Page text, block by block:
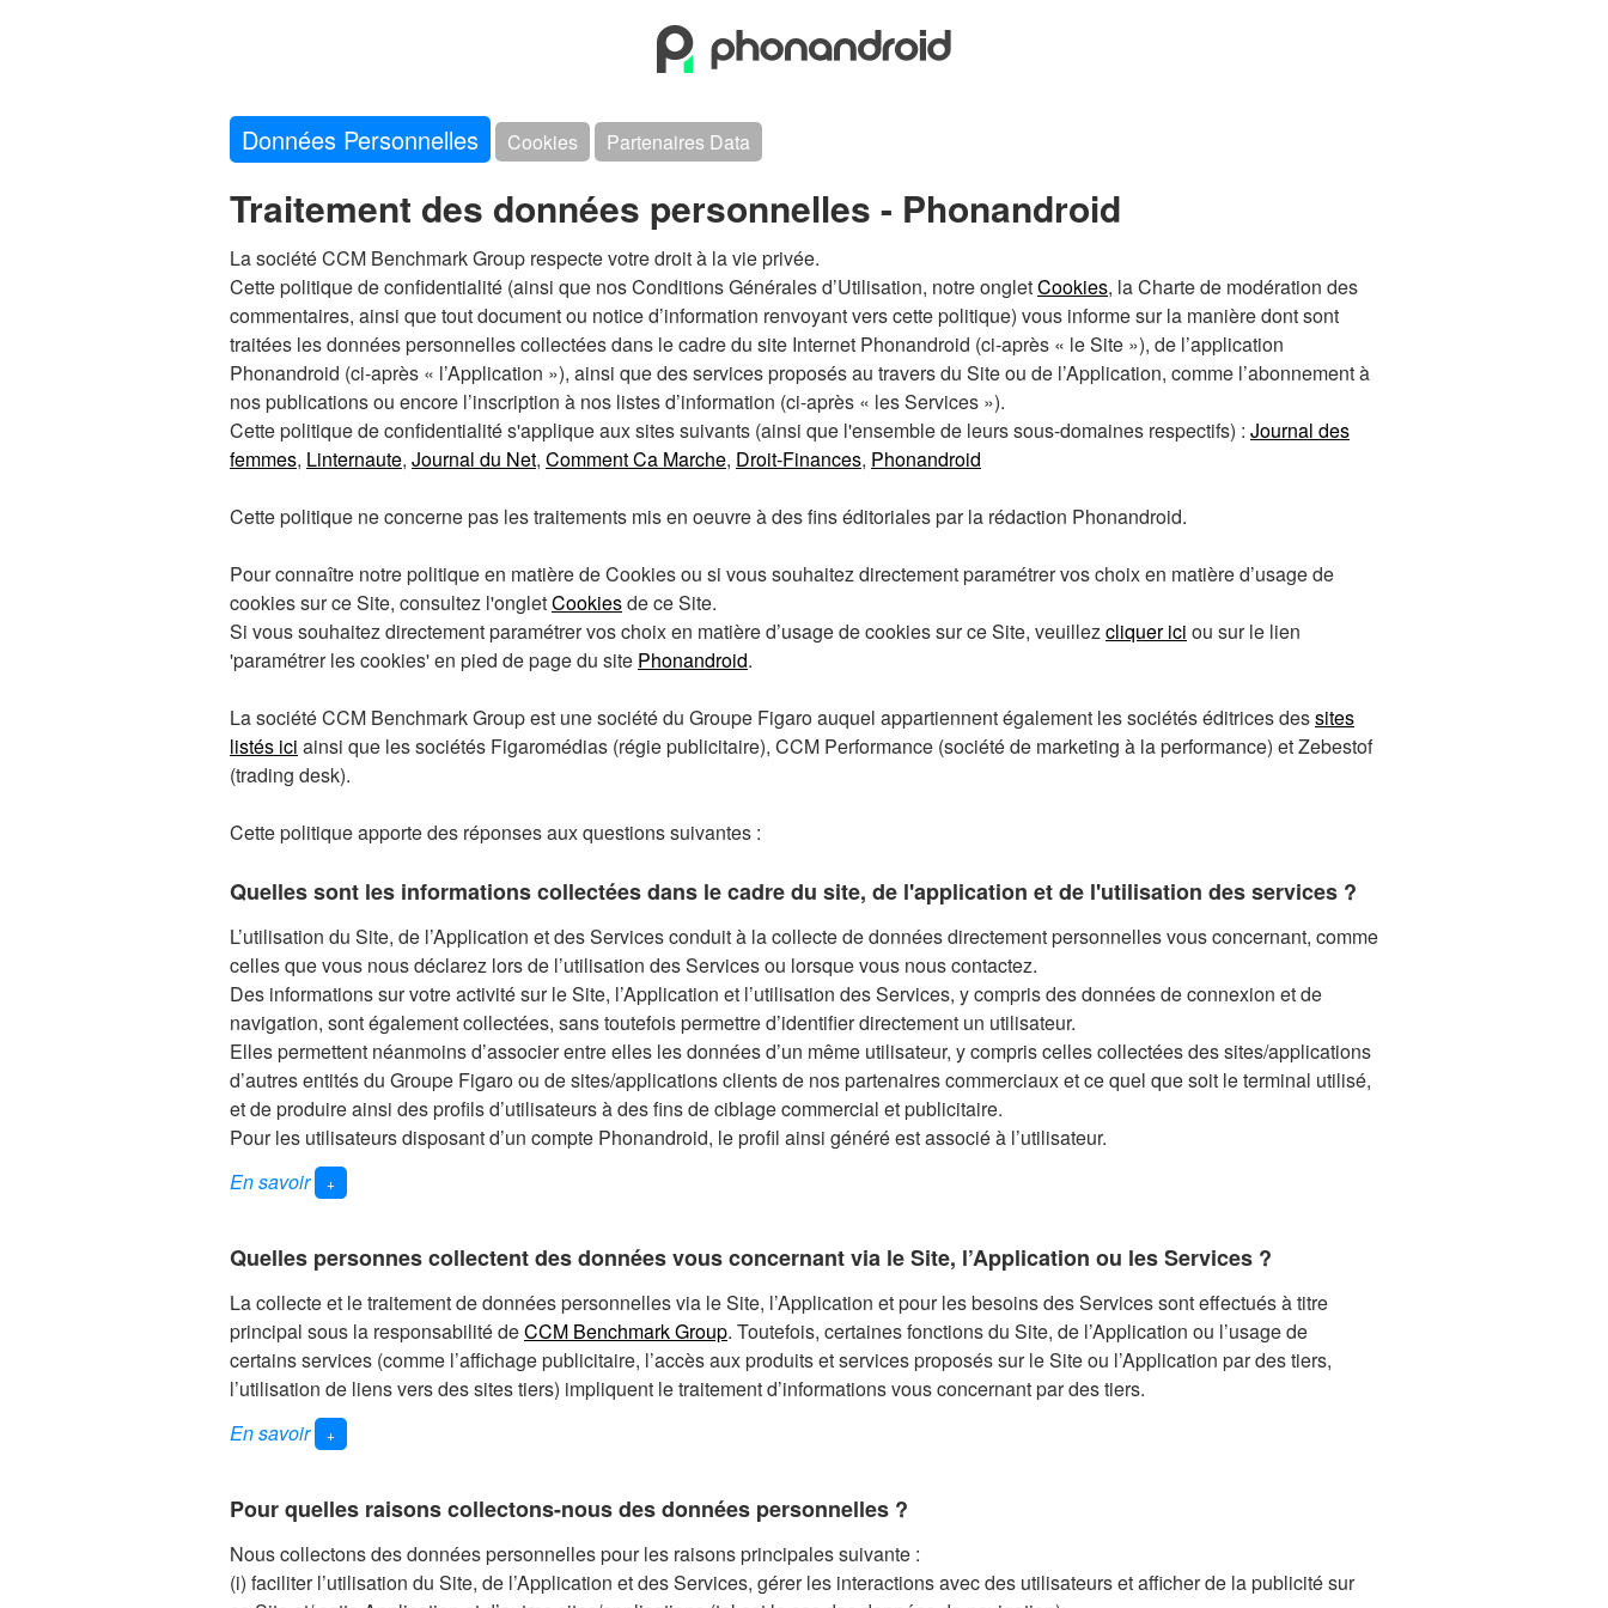
Données Personnelles Cookies Partenaires Data
Traitement des données personnelles - Phonandroid
La société CCM Benchmark Group respecte votre droit à la vie privée.
Cette politique de confidentialité (ainsi que nos Conditions Générales d’Utilisation, notre ongletCookies, la Charte de modération des
commentaires, ainsi que tout document ou notice d’information renvoyant vers cette politique) vous informe sur la manière dont sont
traitées les données personnelles collectées dans le cadre du site Internet Phonandroid (ci-après « le Site »), de l’application
Phonandroid (ci-après « l’Application »), ainsi que des services proposés au travers du Site ou de l’Application, comme l’abonnement à
nos publications ou encore l’inscription à nos listes d’information (ci-après « les Services »).
Cette politique de confidentialité s'applique aux sites suivants (ainsi que l'ensemble de leurs sous-domaines respectifs) : Journal des
femmes, Linternaute, Journal du Net, Comment Ca Marche, Droit-Finances, Phonandroid
Cette politique ne concerne pas les traitements mis en oeuvre à des fins éditoriales par la rédaction Phonandroid.
Pour connaître notre politique en matière de Cookies ou si vous souhaitez directement paramétrer vos choix en matière d’usage de
cookies sur ce Site, consultez l'ongletCookiesde ce Site.
Si vous souhaitez directement paramétrer vos choix en matière d’usage de cookies sur ce Site, veuillezcliquer ici ou sur le lien
'paramétrer les cookies' en pied de page du site Phonandroid.
La société CCM Benchmark Group est une société du Groupe Figaro auquel appartiennent également les sociétés éditrices dessites
listés ici ainsi que les sociétés Figaromédias (régie publicitaire), CCM Performance (société de marketing à la performance) et Zebestof
(trading desk).
Cette politique apporte des réponses aux questions suivantes :
Quelles sont les informations collectées dans le cadre du site, de l'application et de l'utilisation des services ?
L’utilisation du Site, de l’Application et des Services conduit à la collecte de données directement personnelles vous concernant, comme
celles que vous nous déclarez lors de l’utilisation des Services ou lorsque vous nous contactez.
Des informations sur votre activité sur le Site, l’Application et l’utilisation des Services, y compris des données de connexion et de
navigation, sont également collectées, sans toutefois permettre d’identifier directement un utilisateur.
Elles permettent néanmoins d’associer entre elles les données d’un même utilisateur, y compris celles collectées des sites/applications
d’autres entités du Groupe Figaro ou de sites/applications clients de nos partenaires commerciaux et ce quel que soit le terminal utilisé,
et de produire ainsi des profils d’utilisateurs à des fins de ciblage commercial et publicitaire.
Pour les utilisateurs disposant d’un compte Phonandroid, le profil ainsi généré est associé à l’utilisateur.
En savoir
+
Il s’agit des informations d’identification et de contact (comme votre nom, prénom, votre civilité, votre adresse de courriel, adresse
postale, votre téléphone, préférences, service souscrit, objet de la demande lorsque vous nous écrivez ou contactez l’un de nos
conseillers, vos identifiants de connexion, les informations relatives aux moyens de paiement et/ou coordonnées bancaires ...) que vous
nous communiquez lors de l’inscription à l’un de nos Services ou la participation à nos évènements ou animations, ou à l’occasion de
vos contacts avec nous.
Comme vos commentaires sur nos forums, vos centres d’intérêts, vos options en matière de prospection commerciale, la fréquence et
l’intensité d’utilisation de nos services, vos connexions ...
Des données collectées automatiquement sur votre navigation que vous soyez connecté ou non :
Quelles personnes collectent des données vous concernant via le Site, l’Application ou les Services ?
La collecte et le traitement de données personnelles via le Site, l’Application et pour les besoins des Services sont effectués à titre
principal sous la responsabilité deCCM Benchmark Group. Toutefois, certaines fonctions du Site, de l’Application ou l’usage de
certains services (comme l’affichage publicitaire, l’accès aux produits et services proposés sur le Site ou l’Application par des tiers,
l’utilisation de liens vers des sites tiers) impliquent le traitement d’informations vous concernant par des tiers.
En savoir
+
Sauf autre indication, en sa qualité d’éditeur du Site et de l’Application, Phonandroid a la qualité de responsable de traitement au sens
pour assurer le fonctionnement du Site, de l’Application et la fourniture des Services.
Pour quelles raisons collectons-nous des données personnelles ?
Nous collectons des données personnelles pour les raisons principales suivante :
(i) faciliter l’utilisation du Site, de l’Application et des Services, gérer les interactions avec des utilisateurs et afficher de la publicité sur